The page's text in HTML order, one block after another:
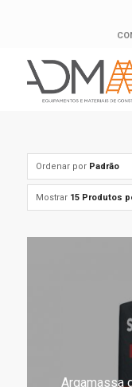
Ordenar por Padrão
Mostrar 15 Produtos
Argamassa